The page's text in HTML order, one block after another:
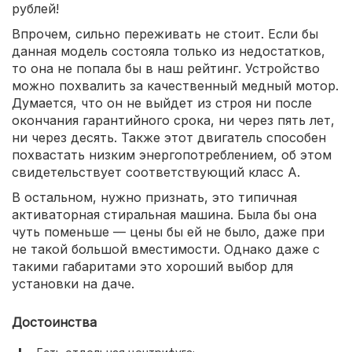
рублей!
Впрочем, сильно переживать не стоит. Если бы
данная модель состояла только из недостатков,
то она не попала бы в наш рейтинг. Устройство
можно похвалить за качественный медный мотор.
Думается, что он не выйдет из строя ни после
окончания гарантийного срока, ни через пять лет,
ни через десять. Также этот двигатель способен
похвастать низким энергопотреблением, об этом
свидетельствует соответствующий класс A.
В остальном, нужно признать, это типичная
активаторная стиральная машина. Была бы она
чуть поменьше — цены бы ей не было, даже при
не такой большой вместимости. Однако даже с
такими габаритами это хороший выбор для
установки на даче.
Достоинства